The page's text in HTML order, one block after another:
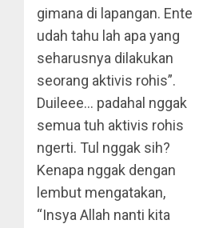
gimana di lapangan. Ente
udah tahu lah apa yang
seharusnya dilakukan
seorang aktivis rohis”.
Duileee… padahal nggak
semua tuh aktivis rohis
ngerti. Tul nggak sih?
Kenapa nggak dengan
lembut mengatakan,
“Insya Allah nanti kita